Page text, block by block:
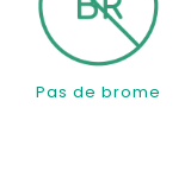
Pas de brome